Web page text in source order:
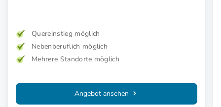
Quereinstieg möglich
Nebenberuflich möglich
Mehrere Standorte möglich
Angebot ansehen